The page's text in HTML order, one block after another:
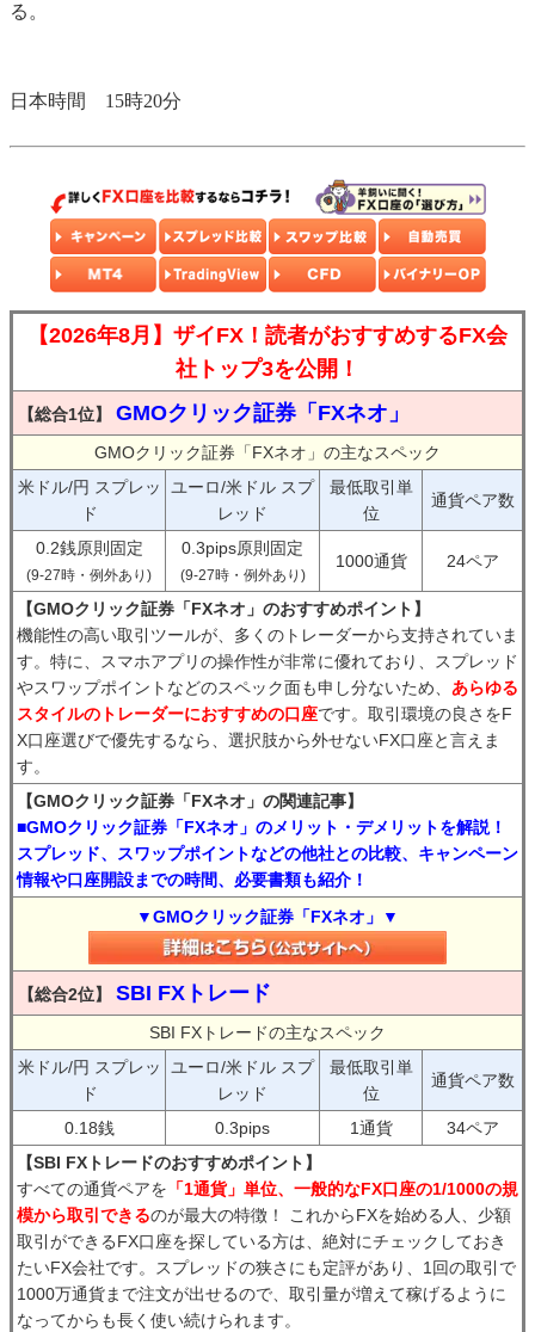
る。
日本時間 15時20分
【2026年8月】ザイFX！読者がおすすめするFX会
社トップ3を公開！
【総合1位】 GMOクリック証券「FXネオ」
GMOクリック証券「FXネオ」の主なスペック
米ドル/円 スプレッ
ド
ユーロ/米ドル スプ
レッド
最低取引単
位
通貨ペア数
0.2銭原則固定
(9-27時・例外あり)
0.3pips原則固定
(9-27時・例外あり)
1000通貨 24ペア
【GMOクリック証券「FXネオ」のおすすめポイント】
機能性の高い取引ツールが、多くのトレーダーから支持されていま
す。特に、スマホアプリの操作性が非常に優れており、スプレッド
やスワップポイントなどのスペック面も申し分ないため、 あらゆる
スタイルのトレーダーにおすすめの口座です。取引環境の良さをF
X口座選びで優先するなら、選択肢から外せないFX口座と言えま
す。
【GMOクリック証券「FXネオ」の関連記事】
■GMOクリック証券「FXネオ」のメリット・デメリットを解説！
スプレッド、スワップポイントなどの他社との比較、キャンペーン
情報や口座開設までの時間、必要書類も紹介！
▼GMOクリック証券「FXネオ」▼
【総合2位】 SBI FXトレード
SBI FXトレードの主なスペック
米ドル/円 スプレッ
ド
ユーロ/米ドル スプ
レッド
最低取引単
位
通貨ペア数
0.18銭 0.3pips 1通貨
34ペア
【SBI FXトレードのおすすめポイント】
すべての通貨ペアを 「1通貨」単位、一般的なFX口座の1/1000の規
模から取引できるのが最大の特徴！ これからFXを始める人、少額
取引ができるFX口座を探している方は、絶対にチェックしておき
たいFX会社です。スプレッドの狭さにも定評があり、1回の取引で
1000万通貨まで注文が出せるので、取引量が増えて稼げるように
なってからも長く使い続けられます。